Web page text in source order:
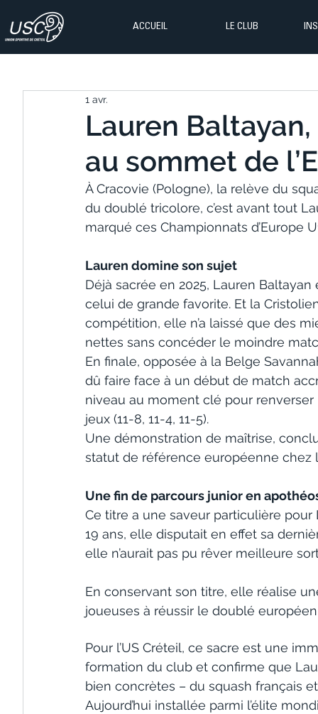
ACCUEIL LE CLUB
Lauren
au sommet de
1 avr.
À Cracovie (Pologne), la relève du
du doublé tricolore, c’est avant tout
marqué ces Championnats d’Europe
Lauren domine son sujet
Déjà sacrée en 2025, Lauren
celui de grande favorite. Et la
compétition, elle n’a laissé que des
nettes sans concéder le moindre
En finale, opposée à la Belge
dû faire face à un début de match
niveau au moment clé pour
jeux (11-8, 11-4, 11-5).
Une démonstration de maîtrise,
statut de référence européenne chez
Une fin de parcours junior en
Ce titre a une saveur particulière
19 ans, elle disputait en effet sa
elle n’aurait pas pu rêver meilleure
En conservant son titre, elle réalise
joueuses à réussir le doublé
Pour l’US Créteil, ce sacre est une
formation du club et confirme que
bien concrètes – du squash français
Aujourd’hui installée parmi l’élite